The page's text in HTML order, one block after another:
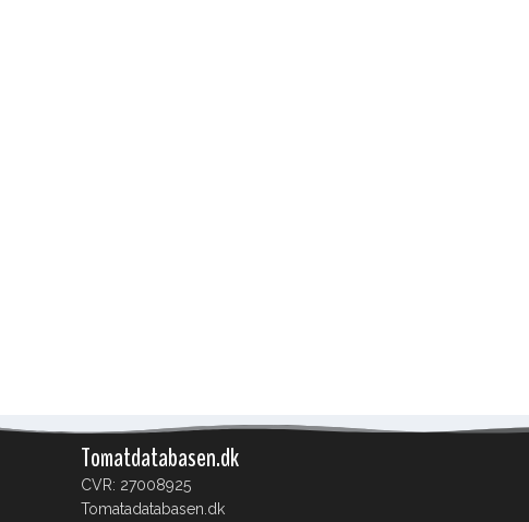
Tomatdatabasen.dk
CVR: 27008925
Tomatadatabasen.dk